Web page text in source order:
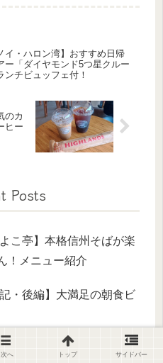
イ・ハロン湾】おすすめ日帰
ー「ダイヤモンド5つ星クルー
ンチビュッフェ付！
のカ
ヒー
Posts
こ亭】本格信州そばが楽
！メニュー紹介
・後編】大満足の朝食ビ
・前編】大満足の夕食ビ
次へ トップ サイドバー